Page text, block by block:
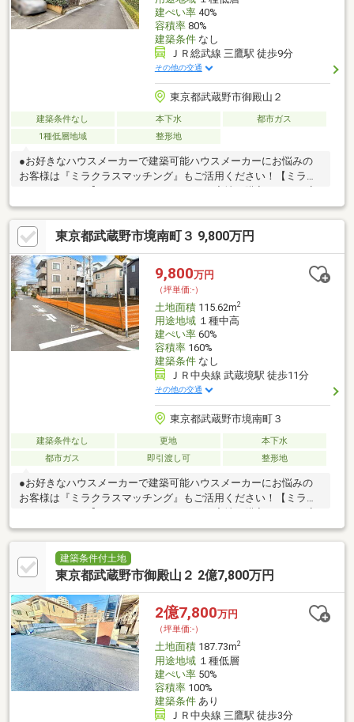
建ぺい率40%
容積率80%
建築条件なし
ＪＲ総武線 三鷹駅 徒歩9分
その他の交通
東京都武蔵野市御殿山２
建築条件なし 本下水
都市ガス
1種低層地域
整形地
●お好きなハウスメーカーで建築可能ハウスメーカーにお悩みの
お客様は『ミラクラスマッチング』もご活用ください！【ミラク
様に、最適なハウスメーカーを紹介するシステムです◎相談時か
ら成約まで完全無料何度相談しても、お客様のご負担はありませ
ん◎中立的な立場からのご紹介本当にお客様に最適だと思われる
ハウスメーカーをご紹介します◎「会社」だけでなく、ハウスメ
ーカー選りすぐりの「担当者」をご紹介住宅展示場だと、担当者
との出会いは巡り合わせ次第。ミラクラスマッチングなら、お客
様にぴったりのハウスメーカーの担当者をご紹介します。
東京都武蔵野市境南町３ 9,800万円
9,800万円
（坪単価:-）
土地面積115.62m2
用途地域１種中高
建ぺい率60%
容積率160%
建築条件なし
ＪＲ中央線 武蔵境駅 徒歩11分
その他の交通
東京都武蔵野市境南町３
建築条件なし 更地
本下水
都市ガス
即引渡し可 整形地
●お好きなハウスメーカーで建築可能ハウスメーカーにお悩みの
お客様は『ミラクラスマッチング』もご活用ください！【ミラク
様に、最適なハウスメーカーを紹介するシステムです◎相談時か
ら成約まで完全無料何度相談しても、お客様のご負担はありませ
ん◎中立的な立場からのご紹介本当にお客様に最適だと思われる
ハウスメーカーをご紹介します◎「会社」だけでなく、ハウスメ
との出会いは巡り合わせ次第。ミラクラスマッチングなら、お客
様にぴったりのハウスメーカーの担当者をご紹介します。
建築条件付土地
東京都武蔵野市御殿山２ 2億7,800万円
2億7,800万円
（坪単価:-）
土地面積187.73m2
用途地域１種低層
建ぺい率50%
容積率100%
建築条件あり
ＪＲ中央線 三鷹駅 徒歩3分